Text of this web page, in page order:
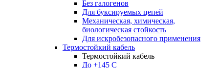
Без галогенов
Для буксируемых цепей
Механическая, химическая,
биологическая стойкость
Для искробезопасного применения
Термостойкий кабель
Термостойкий кабель
До +145 С